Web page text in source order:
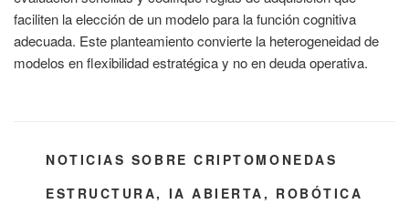
faciliten la elección de un modelo para la función cognitiva
adecuada. Este planteamiento convierte la heterogeneidad de
modelos en flexibilidad estratégica y no en deuda operativa.
CATEGORÍAS
NOTICIAS SOBRE CRIPTOMONEDAS
ETIQUETAS
ESTRUCTURA, IA ABIERTA , ROBÓTICA